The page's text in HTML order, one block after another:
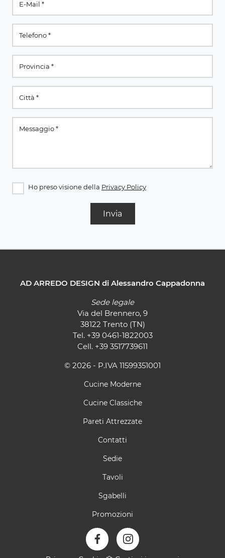
Ho preso visione della Privacy Policy
Invia
AD ARREDO DESIGN di Alessandro Cappadonna
Sede legale
Via del Brennero, 9
38122 Trento (TN)
Tel. +39 0461-1822003
Cell. +39 3517739611
© 2026 - P.IVA 11599351001
Cucine Moderne
Cucine Classiche
Pareti Attrezzate
Contatti
Sedie
Tavoli
Sgabelli
Promozioni